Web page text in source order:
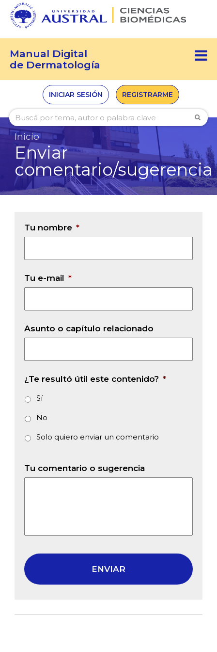
Manual Digital
de Dermatología
INICIAR SESIÓN REGISTRARME
Inicio
Enviar
comentario/sugerencia
Tu nombre *
Tu e-mail *
Asunto o capítulo relacionado
¿Te resultó útil este contenido? *
Sí
No
Solo quiero enviar un comentario
Tu comentario o sugerencia